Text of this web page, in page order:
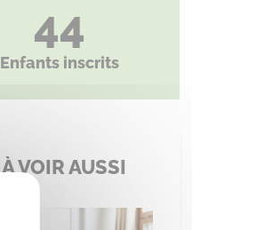
44
Enfants inscrits
À VOIR AUSSI